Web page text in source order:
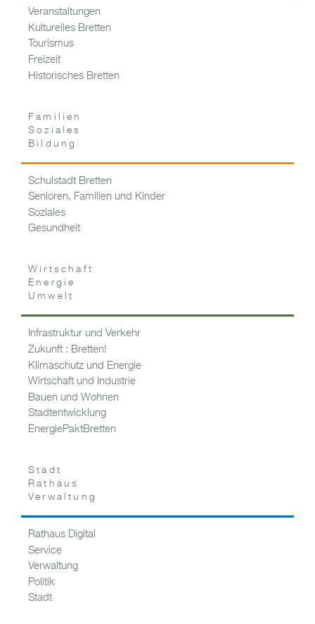
Veranstaltungen
Kulturelles Bretten
Tourismus
Freizeit
Historisches Bretten
Familien
Soziales
Bildung
Schulstadt Bretten
Senioren, Familien und Kinder
Soziales
Gesundheit
Wirtschaft
Energie
Umwelt
Infrastruktur und Verkehr
Zukunft : Bretten!
Klimaschutz und Energie
Wirtschaft und Industrie
Bauen und Wohnen
Stadtentwicklung
EnergiePaktBretten
Stadt
Rathaus
Verwaltung
Rathaus Digital
Service
Verwaltung
Politik
Stadt